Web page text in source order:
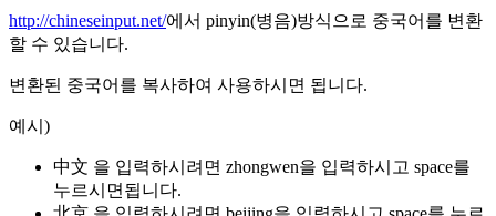
http://chineseinput.net/에서 pinyin(병음)방식으로 중국어를 변환
할 수 있습니다.
변환된 중국어를 복사하여 사용하시면 됩니다.
예시)
中文 을 입력하시려면 zhongwen을 입력하시고 space를
누르시면됩니다.